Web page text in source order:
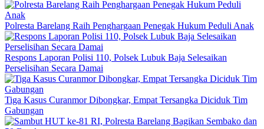
Polresta Barelang Raih Penghargaan Penegak Hukum Peduli Anak
Respons Laporan Polisi 110, Polsek Lubuk Baja Selesaikan
Perselisihan Secara Damai
Tiga Kasus Curanmor Dibongkar, Empat Tersangka Diciduk Tim
Gabungan